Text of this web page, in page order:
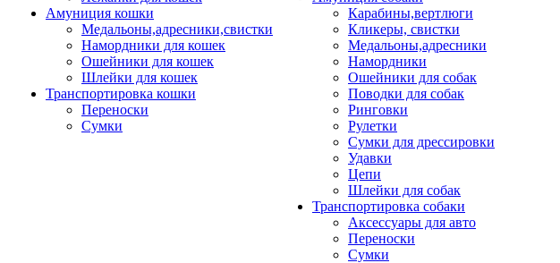
Амуниция кошки
Медальоны,адресники,свистки
Намордники для кошек
Ошейники для кошек
Шлейки для кошек
Транспортировка кошки
Переноски
Сумки
Карабины,вертлюги
Кликеры, свистки
Медальоны,адресники
Намордники
Ошейники для собак
Поводки для собак
Ринговки
Рулетки
Сумки для дрессировки
Удавки
Цепи
Шлейки для собак
Транспортировка собаки
Аксессуары для авто
Переноски
Сумки